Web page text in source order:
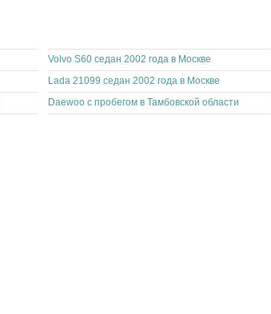
Volvo S60 седан 2002 года в Москве
Lada 21099 седан 2002 года в Москве
Daewoo с пробегом в Тамбовской области